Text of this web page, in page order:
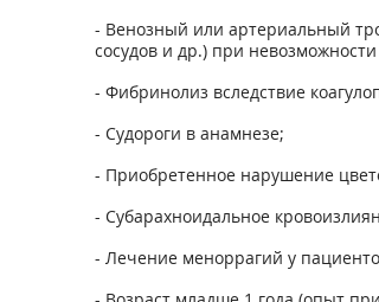
- Венозный или артериальный
сосудов и др.) при
- Фибринолиз вследствие
- Судороги в анамнезе;
- Приобретенное нарушение
- Субарахноидальное
- Лечение меноррагий у